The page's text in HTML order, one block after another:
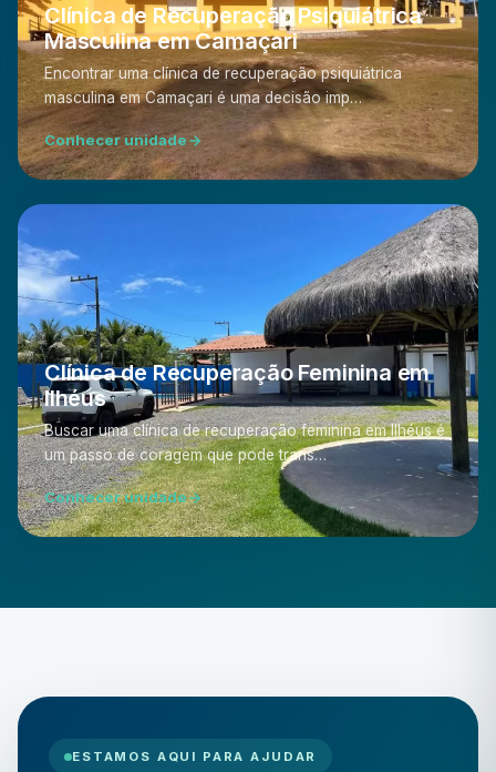
Clínica de Recuperação Psiquiátrica
Masculina em Camaçari
Encontrar uma clínica de recuperação psiquiátrica
masculina em Camaçari é uma decisão imp…
Conhecer unidade
Clínica de Recuperação Feminina em
Ilhéus
Buscar uma clínica de recuperação feminina em Ilhéus é
um passo de coragem que pode trans…
Conhecer unidade
ESTAMOS AQUI PARA AJUDAR